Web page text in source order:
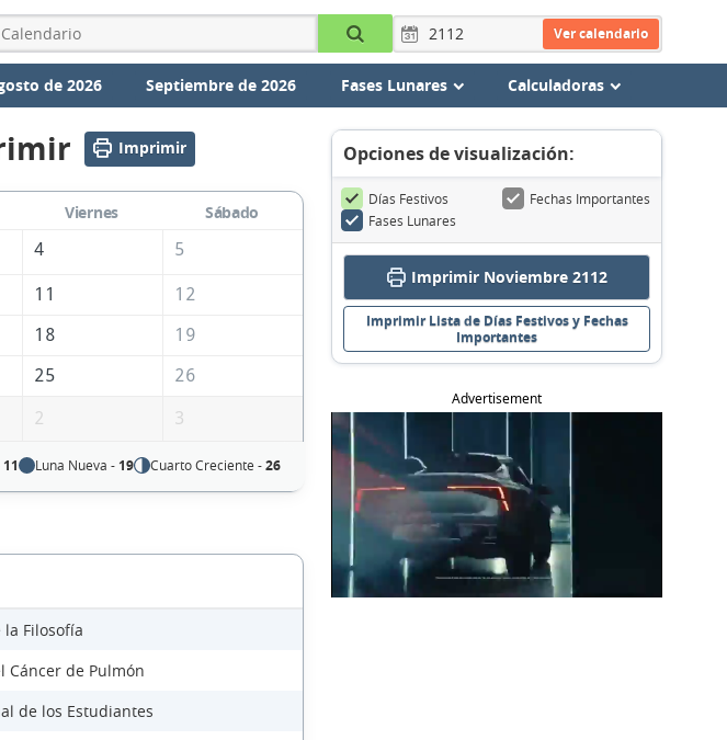
Ver calendario
de 2026 Septiembre de 2026 Fases Lunares Calculadoras
Imprimir
Viernes
Sábado
4 5
11
12
18
19
25
26
2 3
11 Luna Nueva - 19 Cuarto Creciente -26
Filosofía
Cáncer de Pulmón
de los Estudiantes
Opciones de visualización:
Días Festivos
Fechas Importantes
Fases Lunares
Imprimir Noviembre 2112
Imprimir Lista de Días Festivos y Fechas
Importantes
Advertisement